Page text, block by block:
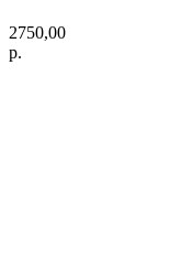
2750,00
р.